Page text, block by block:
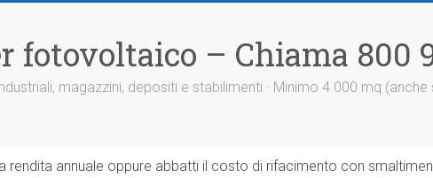
fotovoltaico – Chiama 800
magazzini, depositi e stabilimenti · Minimo 4.000 mq
rendita annuale oppure abbatti il costo di rifacimento con